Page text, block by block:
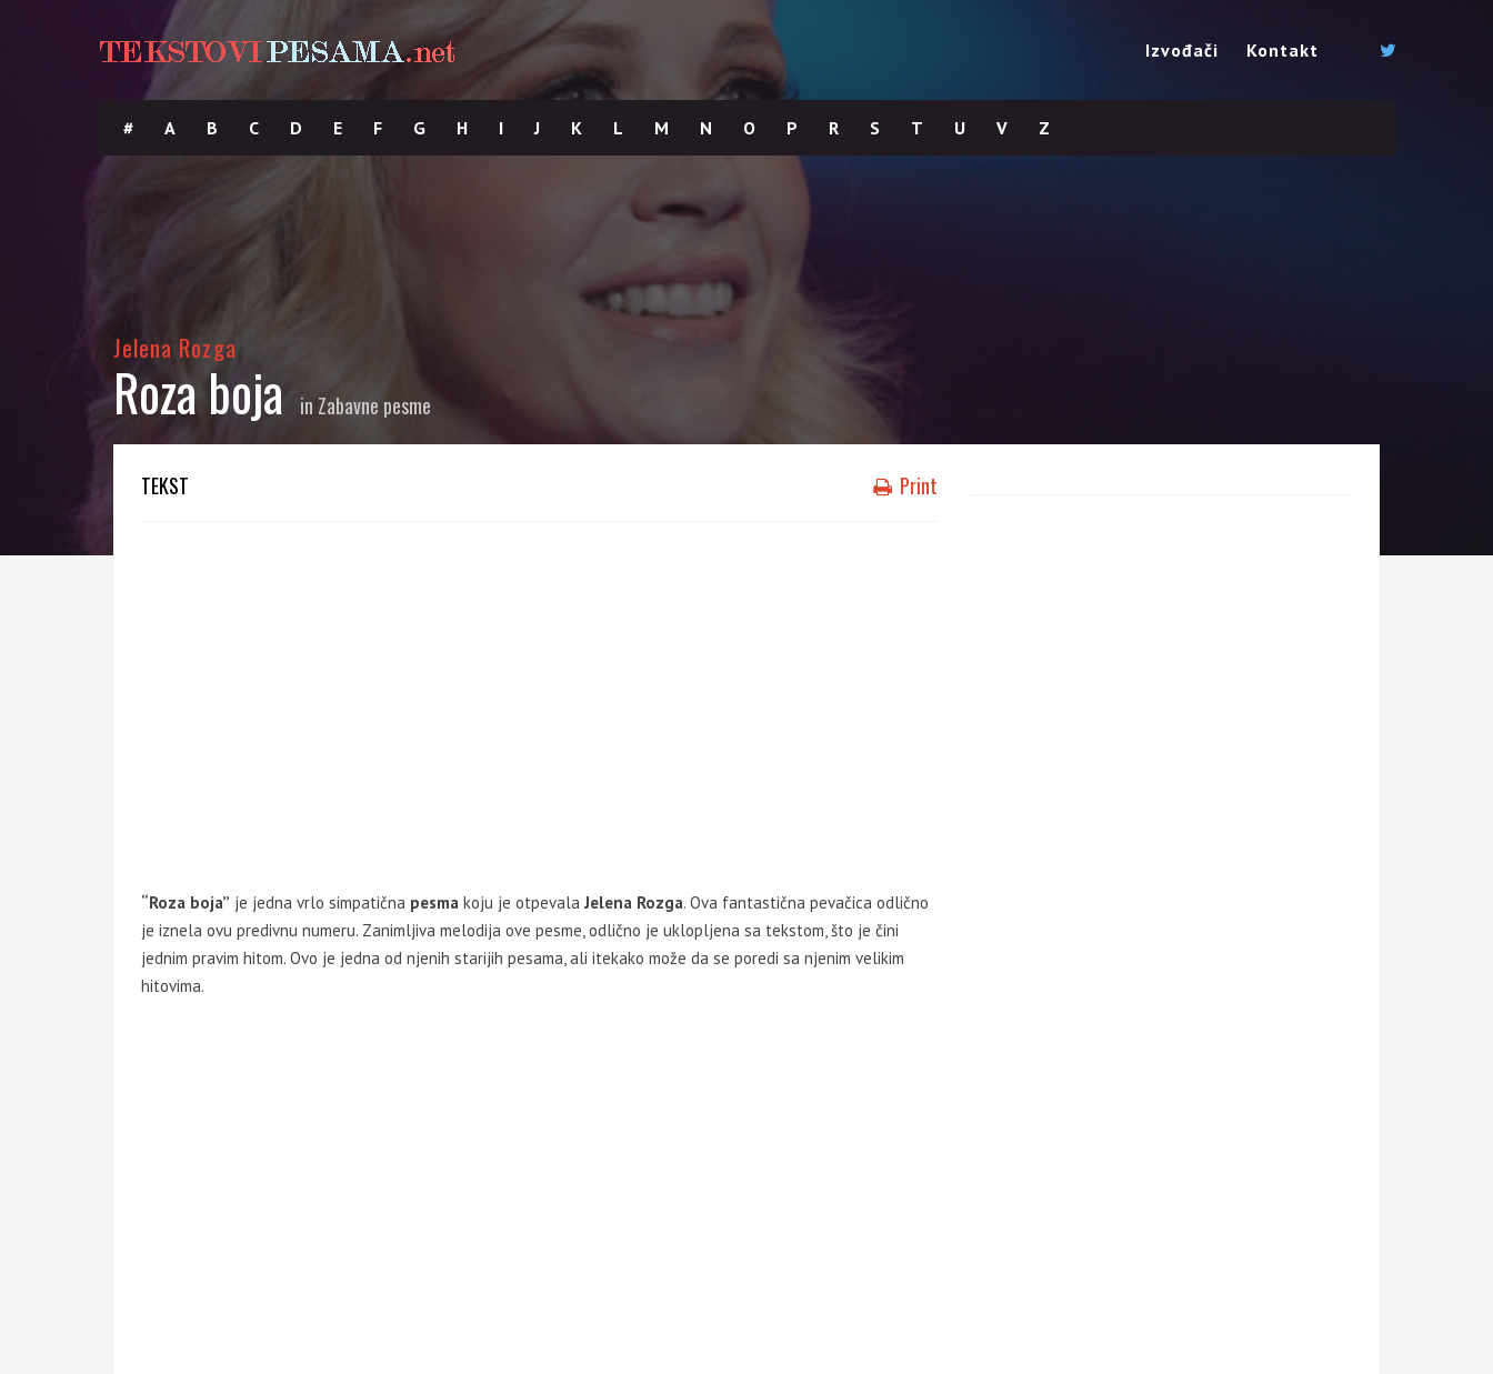
Izvođači Kontakt
# A B C D E F G H I J K L M N O P R S T U V Z
Jelena Rozga
Roza boja in Zabavne pesme
TEKST Print
“Roza boja” je jedna vrlo simpatična pesma koju je otpevalaJelena Rozga. Ova fantastična pevačica odlično
je iznela ovu predivnu numeru. Zanimljiva melodija ove pesme, odlično je uklopljena sa tekstom, što je čini
jednim pravim hitom. Ovo je jedna od njenih starijih pesama, ali itekako može da se poredi sa njenim velikim
hitovima.